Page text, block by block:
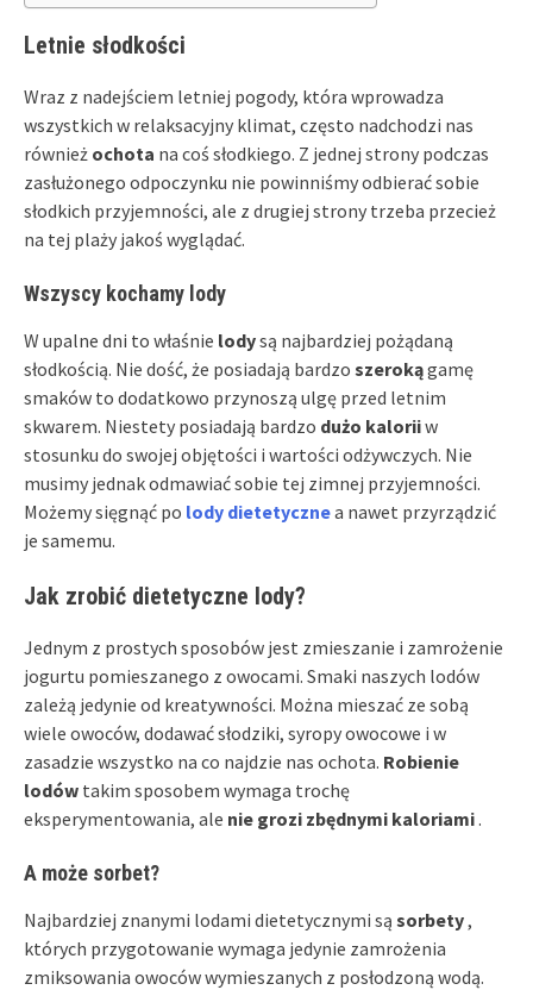
Letnie słodkości
Wraz z nadejściem letniej pogody, która wprowadza
wszystkich w relaksacyjny klimat, często nadchodzi nas
również ochota na coś słodkiego. Z jednej strony podczas
zasłużonego odpoczynku nie powinniśmy odbierać sobie
słodkich przyjemności, ale z drugiej strony trzeba przecież
na tej plaży jakoś wyglądać.
Wszyscy kochamy lody
W upalne dni to właśnie lodysą najbardziej pożądaną
słodkością. Nie dość, że posiadają bardzo szerokągamę
smaków to dodatkowo przynoszą ulgę przed letnim
skwarem. Niestety posiadają bardzo dużo kaloriiw
stosunku do swojej objętości i wartości odżywczych. Nie
musimy jednak odmawiać sobie tej zimnej przyjemności.
Możemy sięgnąć po lody dietetycznea nawet przyrządzić
je samemu.
Jak zrobić dietetyczne lody?
Jednym z prostych sposobów jest zmieszanie i zamrożenie
jogurtu pomieszanego z owocami. Smaki naszych lodów
zależą jedynie od kreatywności. Można mieszać ze sobą
wiele owoców, dodawać słodziki, syropy owocowe i w
zasadzie wszystko na co najdzie nas ochota. Robienie
lodów takim sposobem wymaga trochę
eksperymentowania, ale nie grozi zbędnymi kaloriami.
A może sorbet?
Najbardziej znanymi lodami dietetycznymi są sorbety,
których przygotowanie wymaga jedynie zamrożenia
zmiksowania owoców wymieszanych z posłodzoną wodą.